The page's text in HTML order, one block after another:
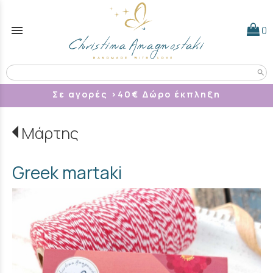
menu 0
search
Σε αγορές >40 € Δώρο έκπληξη
Μάρτης
Greek martaki